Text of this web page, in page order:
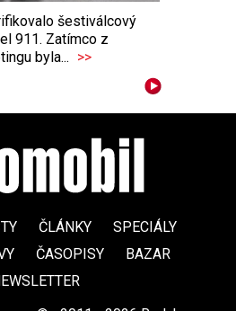
šestiválcový
911. Zatímco z
byla... >>
ČLÁNKY
SPECIÁLY
ČASOPISY
BAZAR